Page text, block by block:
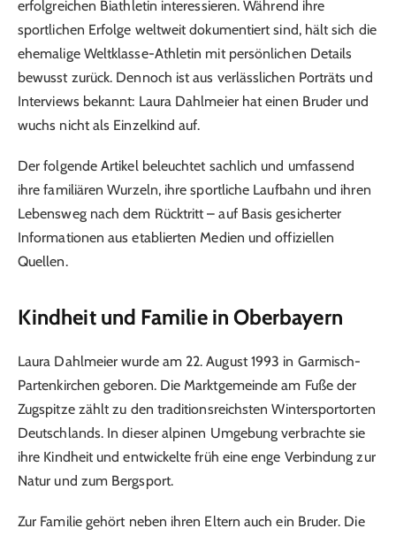
erfolgreichen Biathletin interessieren. Während ihre
sportlichen Erfolge weltweit dokumentiert sind, hält sich die
ehemalige Weltklasse-Athletin mit persönlichen Details
bewusst zurück. Dennoch ist aus verlässlichen Porträts und
Interviews bekannt: Laura Dahlmeier hat einen Bruder und
wuchs nicht als Einzelkind auf.
Der folgende Artikel beleuchtet sachlich und umfassend
ihre familiären Wurzeln, ihre sportliche Laufbahn und ihren
Lebensweg nach dem Rücktritt – auf Basis gesicherter
Informationen aus etablierten Medien und offiziellen
Quellen.
Kindheit und Familie in Oberbayern
Laura Dahlmeier wurde am 22. August 1993 in Garmisch-
Partenkirchen geboren. Die Marktgemeinde am Fuße der
Zugspitze zählt zu den traditionsreichsten Wintersportorten
Deutschlands. In dieser alpinen Umgebung verbrachte sie
ihre Kindheit und entwickelte früh eine enge Verbindung zur
Natur und zum Bergsport.
Zur Familie gehört neben ihren Eltern auch ein Bruder. Die